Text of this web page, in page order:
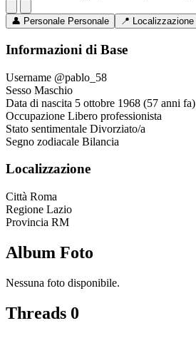
👤 Personale Personale 📍 Localizzazione
Informazioni di Base
Username @pablo_58
Sesso Maschio
Data di nascita 5 ottobre 1968 (57 anni fa)
Occupazione Libero professionista
Stato sentimentale Divorziato/a
Segno zodiacale Bilancia
Localizzazione
Città Roma
Regione Lazio
Provincia RM
Album Foto
Nessuna foto disponibile.
Threads 0